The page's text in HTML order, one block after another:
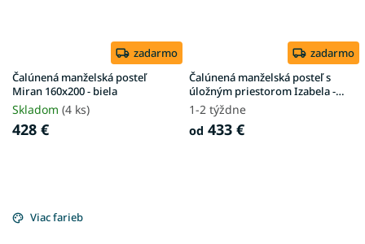
zadarmo
Čalúnená manželská posteľ
Miran 160x200 - biela
Skladom (4 ks)
428 €
zadarmo
Čalúnená manželská posteľ s
úložným priestorom Izabela -
biela
1-2 týždne
od 433 €
Viac farieb